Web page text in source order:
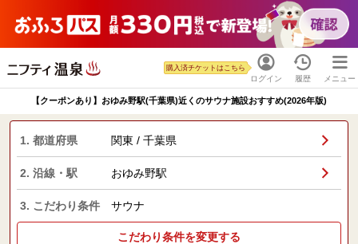
ログイン
購入済チケットはこちら
履歴 メニュー
【クーポンあり】おゆみ野駅(千葉県)近くのサウナ施設おすすめ(2026年版)
1. 都道府県 関東 / 千葉県
2. 沿線・駅 おゆみ野駅
3. こだわり条件 サウナ
こだわり条件を変更する